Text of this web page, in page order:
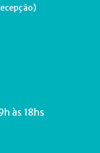
às 18hs